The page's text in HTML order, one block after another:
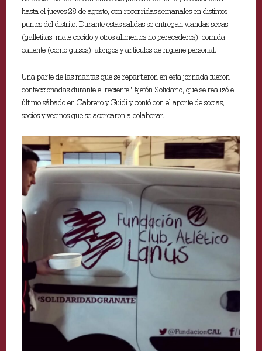
hasta el jueves 28 de agosto, con recorridas semanales en distintos
puntos del distrito. Durante estas salidas se entregan viandas secas
(galletitas, mate cocido y otros alimentos no perecederos), comida
caliente (como guisos), abrigos y artículos de higiene personal.
Una parte de las mantas que se repartieron en esta jornada fueron
confeccionadas durante el reciente Tejetón Solidario, que se realizó el
último sábado en Cabrero y Guidi y contó con el aporte de socias,
socios y vecinos que se acercaron a colaborar.